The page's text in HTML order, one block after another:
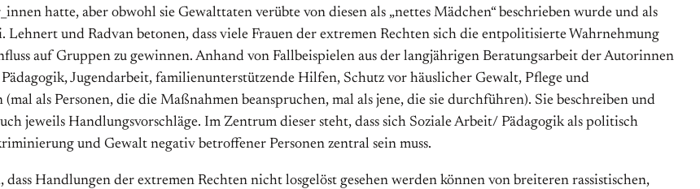
hatte, aber obwohl sie Gewalttaten verübte von diesen als „nettes Mädchen“ beschrieben wurde und als
Lehnert und Radvan betonen, dass viele Frauen der extremen Rechten sich die entpolitisierte Wahrnehmung
auf Gruppen zu gewinnen. Anhand von Fallbeispielen aus der langjährigen Beratungsarbeit der Autorinnen
Jugendarbeit, familienunterstützende Hilfen, Schutz vor häuslicher Gewalt, Pflege und
als Personen, die die Maßnahmen beanspruchen, mal als jene, die sie durchführen). Sie beschreiben und
jeweils Handlungsvorschläge. Im Zentrum dieser steht, dass sich Soziale Arbeit/ Pädagogik als politisch
und Gewalt negativ betroffener Personen zentral sein muss.
Handlungen der extremen Rechten nicht losgelöst gesehen werden können von breiteren rassistischen,